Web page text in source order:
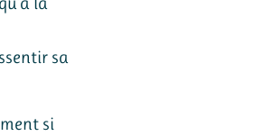
sa
si